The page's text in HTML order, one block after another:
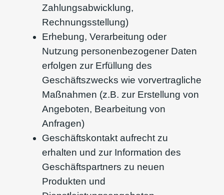
Zahlungsabwicklung,
Rechnungsstellung)
Erhebung, Verarbeitung oder
Nutzung personenbezogener Daten
erfolgen zur Erfüllung des
Geschäftszwecks wie vorvertragliche
Maßnahmen (z.B. zur Erstellung von
Angeboten, Bearbeitung von
Anfragen)
Geschäftskontakt aufrecht zu
erhalten und zur Information des
Geschäftspartners zu neuen
Produkten und